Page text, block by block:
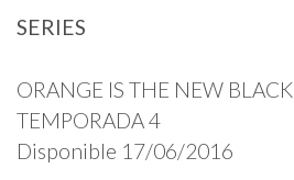
SERIES
ORANGE IS THE NEW BLACK
TEMPORADA 4
Disponible 17/06/2016